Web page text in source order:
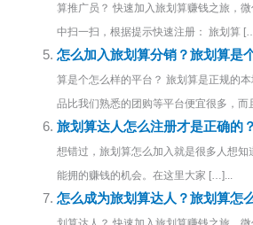
算推广员？ 快速加入旅划算赚钱之旅，
中扫一扫，根据提示快速注册： 旅划算
怎么加入旅划算分销？旅划算是
算是个怎么样的平台？ 旅划算是正规的
品比我们熟悉的团购等平台便宜很多，而
旅划算达人怎么注册才是正确的？
想错过，旅划算怎么加入就是很多人想
能拥的赚钱的机会。在这里大家 […]...
怎么成为旅划算达人？旅划算怎